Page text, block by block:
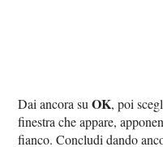
Dai ancora suOK, poi
finestra che appare,
fianco. Concludi dando